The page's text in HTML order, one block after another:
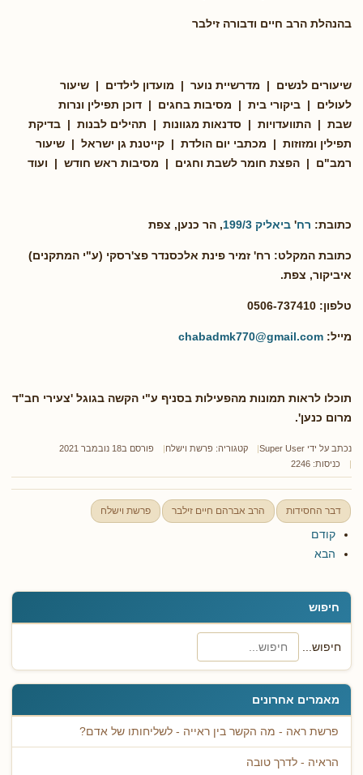
חיפוש
חיפוש...
מאמרים אחרונים
פרשת ראה - מה הקשר בין ראייה - לשליחותו של אדם?
הראיה - לדרך טובה
בהנהלת הרב חיים ודבורה זילבר
שיעורים לנשים | מדרשיית נוער | מועדון לילדים | שיעור
לעולים | ביקורי בית | מסיבות בחגים | דוכן תפילין ונרות
שבת | התוועדויות | סדנאות מגוונות | תהילים לבנות | בדיקת
תפילין ומזוזות | מכתבי יום הולדת | קייטנת גן ישראל | שיעור
רמב"ם | הפצת חומר לשבת וחגים | מסיבות ראש חודש | ועוד
כתובת: רח' ביאליק 199/3 , הר כנען, צפת
כתובת המקלט: רח' זמיר פינת אלכסנדר פצ'רסקי (ע"י המתקנים)
איביקור, צפת.
טלפון: 0506-737410
מייל: chabadmk770@gmail.com
תוכלו לראות תמונות מהפעילות בסניף ע"י הקשה בגוגל 'צעירי חב"ד
מרום כנען'.
נכתב על ידי Super User קטגוריה: פרשת וישלח
פורסם ב18 נובמבר 2021
כניסות: 2246
דבר החסידות הרב אברהם חיים זילבר פרשת וישלח
קודם
הבא